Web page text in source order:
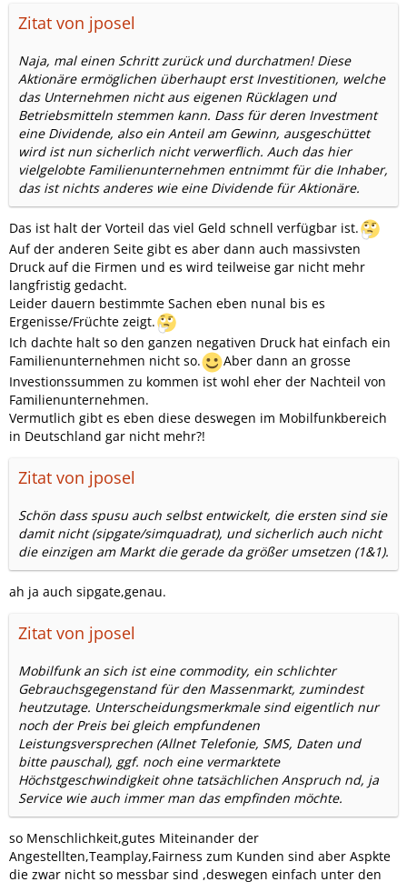
Zitat von jposel
Naja, mal einen Schritt zurück und durchatmen! Diese
Aktionäre ermöglichen überhaupt erst Investitionen, welche
das Unternehmen nicht aus eigenen Rücklagen und
Betriebsmitteln stemmen kann. Dass für deren Investment
eine Dividende, also ein Anteil am Gewinn, ausgeschüttet
wird ist nun sicherlich nicht verwerflich. Auch das hier
vielgelobte Familienunternehmen entnimmt für die Inhaber,
das ist nichts anderes wie eine Dividende für Aktionäre.
Das ist halt der Vorteil das viel Geld schnell verfügbar ist.
Auf der anderen Seite gibt es aber dann auch massivsten
Druck auf die Firmen und es wird teilweise gar nicht mehr
langfristig gedacht.
Leider dauern bestimmte Sachen eben nunal bis es
Ergenisse/Früchte zeigt.
Ich dachte halt so den ganzen negativen Druck hat einfach ein
Familienunternehmen nicht so.
Aber dann an grosse
Investionssummen zu kommen ist wohl eher der Nachteil von
Familienunternehmen.
Vermutlich gibt es eben diese deswegen im Mobilfunkbereich
in Deutschland gar nicht mehr?!
Zitat von jposel
Schön dass spusu auch selbst entwickelt, die ersten sind sie
damit nicht (sipgate/simquadrat), und sicherlich auch nicht
die einzigen am Markt die gerade da größer umsetzen (1&1).
ah ja auch sipgate,genau.
Zitat von jposel
Mobilfunk an sich ist eine commodity, ein schlichter
Gebrauchsgegenstand für den Massenmarkt, zumindest
heutzutage. Unterscheidungsmerkmale sind eigentlich nur
noch der Preis bei gleich empfundenen
Leistungsversprechen (Allnet Telefonie, SMS, Daten und
bitte pauschal), ggf. noch eine vermarktete
Höchstgeschwindigkeit ohne tatsächlichen Anspruch nd, ja
Service wie auch immer man das empfinden möchte.
so Menschlichkeit,gutes Miteinander der
Angestellten,Teamplay,Fairness zum Kunden sind aber Aspkte
die zwar nicht so messbar sind ,deswegen einfach unter den